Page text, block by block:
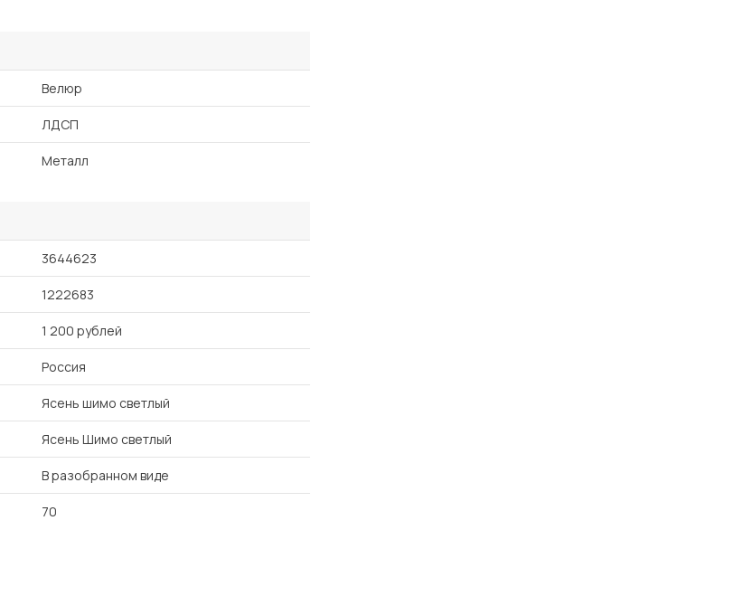
Велюр
ЛДСП
Металл
3644623
1222683
1 200 рублей
Россия
Ясень шимо светлый
Ясень Шимо светлый
В разобранном виде
70